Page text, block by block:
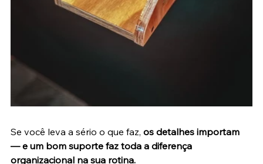
Se você leva a sério o que faz, os detalhes importam
— e um bom suporte faz toda a diferença
organizacional na sua rotina.